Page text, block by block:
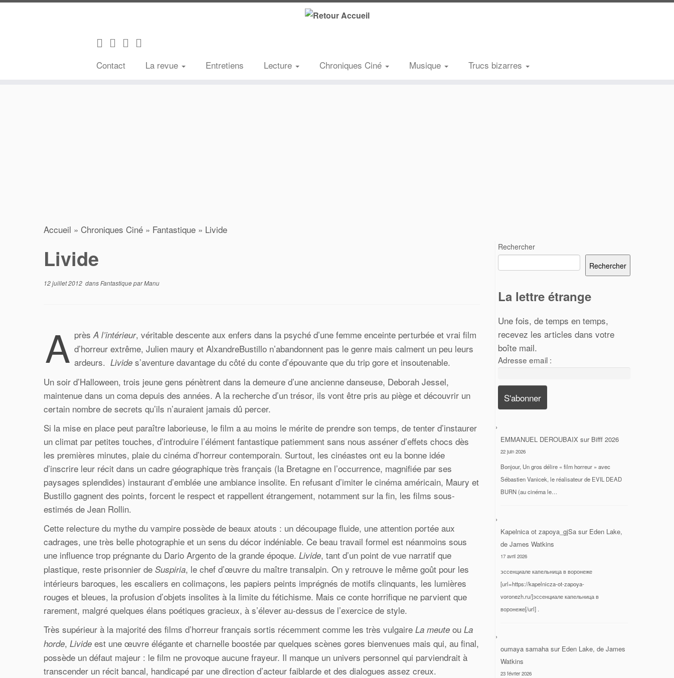
Contact La revue Entretiens Lecture Chroniques Ciné Musique Trucs bizarres
Accueil » Chroniques Ciné » Fantastique » Livide
Livide
12 juillet 2012 dansFantastiqueparManu
A près A l’intérieur, véritable descente aux enfers dans la psyché d’une femme enceinte perturbée et vrai film
d’horreur extrême, Julien maury et AlxandreBustillo n’abandonnent pas le genre mais calment un peu leurs
ardeurs. Livide s’aventure davantage du côté du conte d’épouvante que du trip gore et insoutenable.
Un soir d’Halloween, trois jeune gens pénètrent dans la demeure d’une ancienne danseuse, Deborah Jessel,
maintenue dans un coma depuis des années. A la recherche d’un trésor, ils vont être pris au piège et découvrir un
certain nombre de secrets qu’ils n’auraient jamais dû percer.
Si la mise en place peut paraître laborieuse, le film a au moins le mérite de prendre son temps, de tenter d’instaurer
un climat par petites touches, d’introduire l’élément fantastique patiemment sans nous asséner d’effets chocs dès
les premières minutes, plaie du cinéma d’horreur contemporain. Surtout, les cinéastes ont eu la bonne idée
d’inscrire leur récit dans un cadre géographique très français (la Bretagne en l’occurrence, magnifiée par ses
paysages splendides) instaurant d’emblée une ambiance insolite. En refusant d’imiter le cinéma américain, Maury et
Bustillo gagnent des points, forcent le respect et rappellent étrangement, notamment sur la fin, les films sous-
estimés de Jean Rollin.
Cette relecture du mythe du vampire possède de beaux atouts : un découpage fluide, une attention portée aux
cadrages, une très belle photographie et un sens du décor indéniable. Ce beau travail formel est néanmoins sous
une influence trop prégnante du Dario Argento de la grande époque. Livide, tant d’un point de vue narratif que
plastique, reste prisonnier de Suspiria, le chef d’œuvre du maître transalpin. On y retrouve le même goût pour les
intérieurs baroques, les escaliers en colimaçons, les papiers peints imprégnés de motifs clinquants, les lumières
rouges et bleues, la profusion d’objets insolites à la limite du fétichisme. Mais ce conte horrifique ne parvient que
rarement, malgré quelques élans poétiques gracieux, à s’élever au-dessus de l’exercice de style.
Très supérieur à la majorité des films d’horreur français sortis récemment comme les très vulgaire La meute ou La
horde, Livide est une œuvre élégante et charnelle boostée par quelques scènes gores bienvenues mais qui, au final,
possède un défaut majeur : le film ne provoque aucune frayeur. Il manque un univers personnel qui parviendrait à
transcender un récit bancal, handicapé par une direction d’acteur faiblarde et des dialogues assez creux.
Rechercher
Rechercher
La lettre étrange
Une fois, de temps en temps,
recevez les articles dans votre
boîte mail.
Adresse email :
EMMANUEL DEROUBAIX sur Bifff 2026
22 juin 2026
Bonjour, Un gros délire « film horreur » avec
Sébastien Vanicek, le réalisateur de EVIL DEAD
BURN (au cinéma le…
Kapelnica ot zapoya_gjSa sur Eden Lake,
de James Watkins
17 avril 2026
эссенциале капельница в воронеже
[url=https://kapelnicza-ot-zapoya-
voronezh.ru/]эссенциале капельница в
воронеже[/url] .
oumaya samaha sur Eden Lake, de James
Watkins
23 février 2026